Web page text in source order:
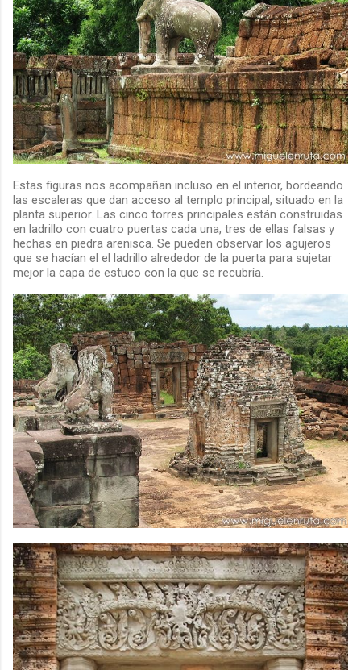
Estas figuras nos acompañan incluso en el interior, bordeando
las escaleras que dan acceso al templo principal, situado en la
planta superior. Las cinco torres principales están construidas
en ladrillo con cuatro puertas cada una, tres de ellas falsas y
hechas en piedra arenisca. Se pueden observar los agujeros
que se hacían el el ladrillo alrededor de la puerta para sujetar
mejor la capa de estuco con la que se recubría.